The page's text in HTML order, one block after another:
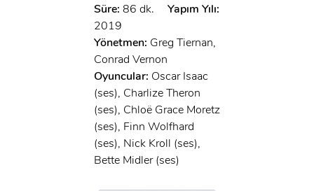
Süre: 86 dk.
Yapım Yılı:
2019
Yönetmen: Greg Tiernan,
Conrad Vernon
Oyuncular: Oscar Isaac
(ses), Charlize Theron
(ses), Chloë Grace Moretz
(ses), Finn Wolfhard
(ses), Nick Kroll (ses),
Bette Midler (ses)